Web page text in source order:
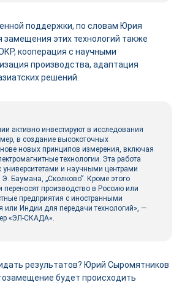
поддержки, по словам Юрия
этих технологий также
кооперация с научными
производства, адаптация
решений.
активно инвестируют в исследования
в создание высокоточных
новых принципов измерения, включая
технологии. Эта работа
университетами и научными центрами
Баумана, „Сколково”. Кроме этого
переносят производство в Россию или
предприятия с иностранными
или Индии для передачи технологий», ―
«ЭЛ-СКАДА».
результатов? Юрий Сыромятников
будет происходить